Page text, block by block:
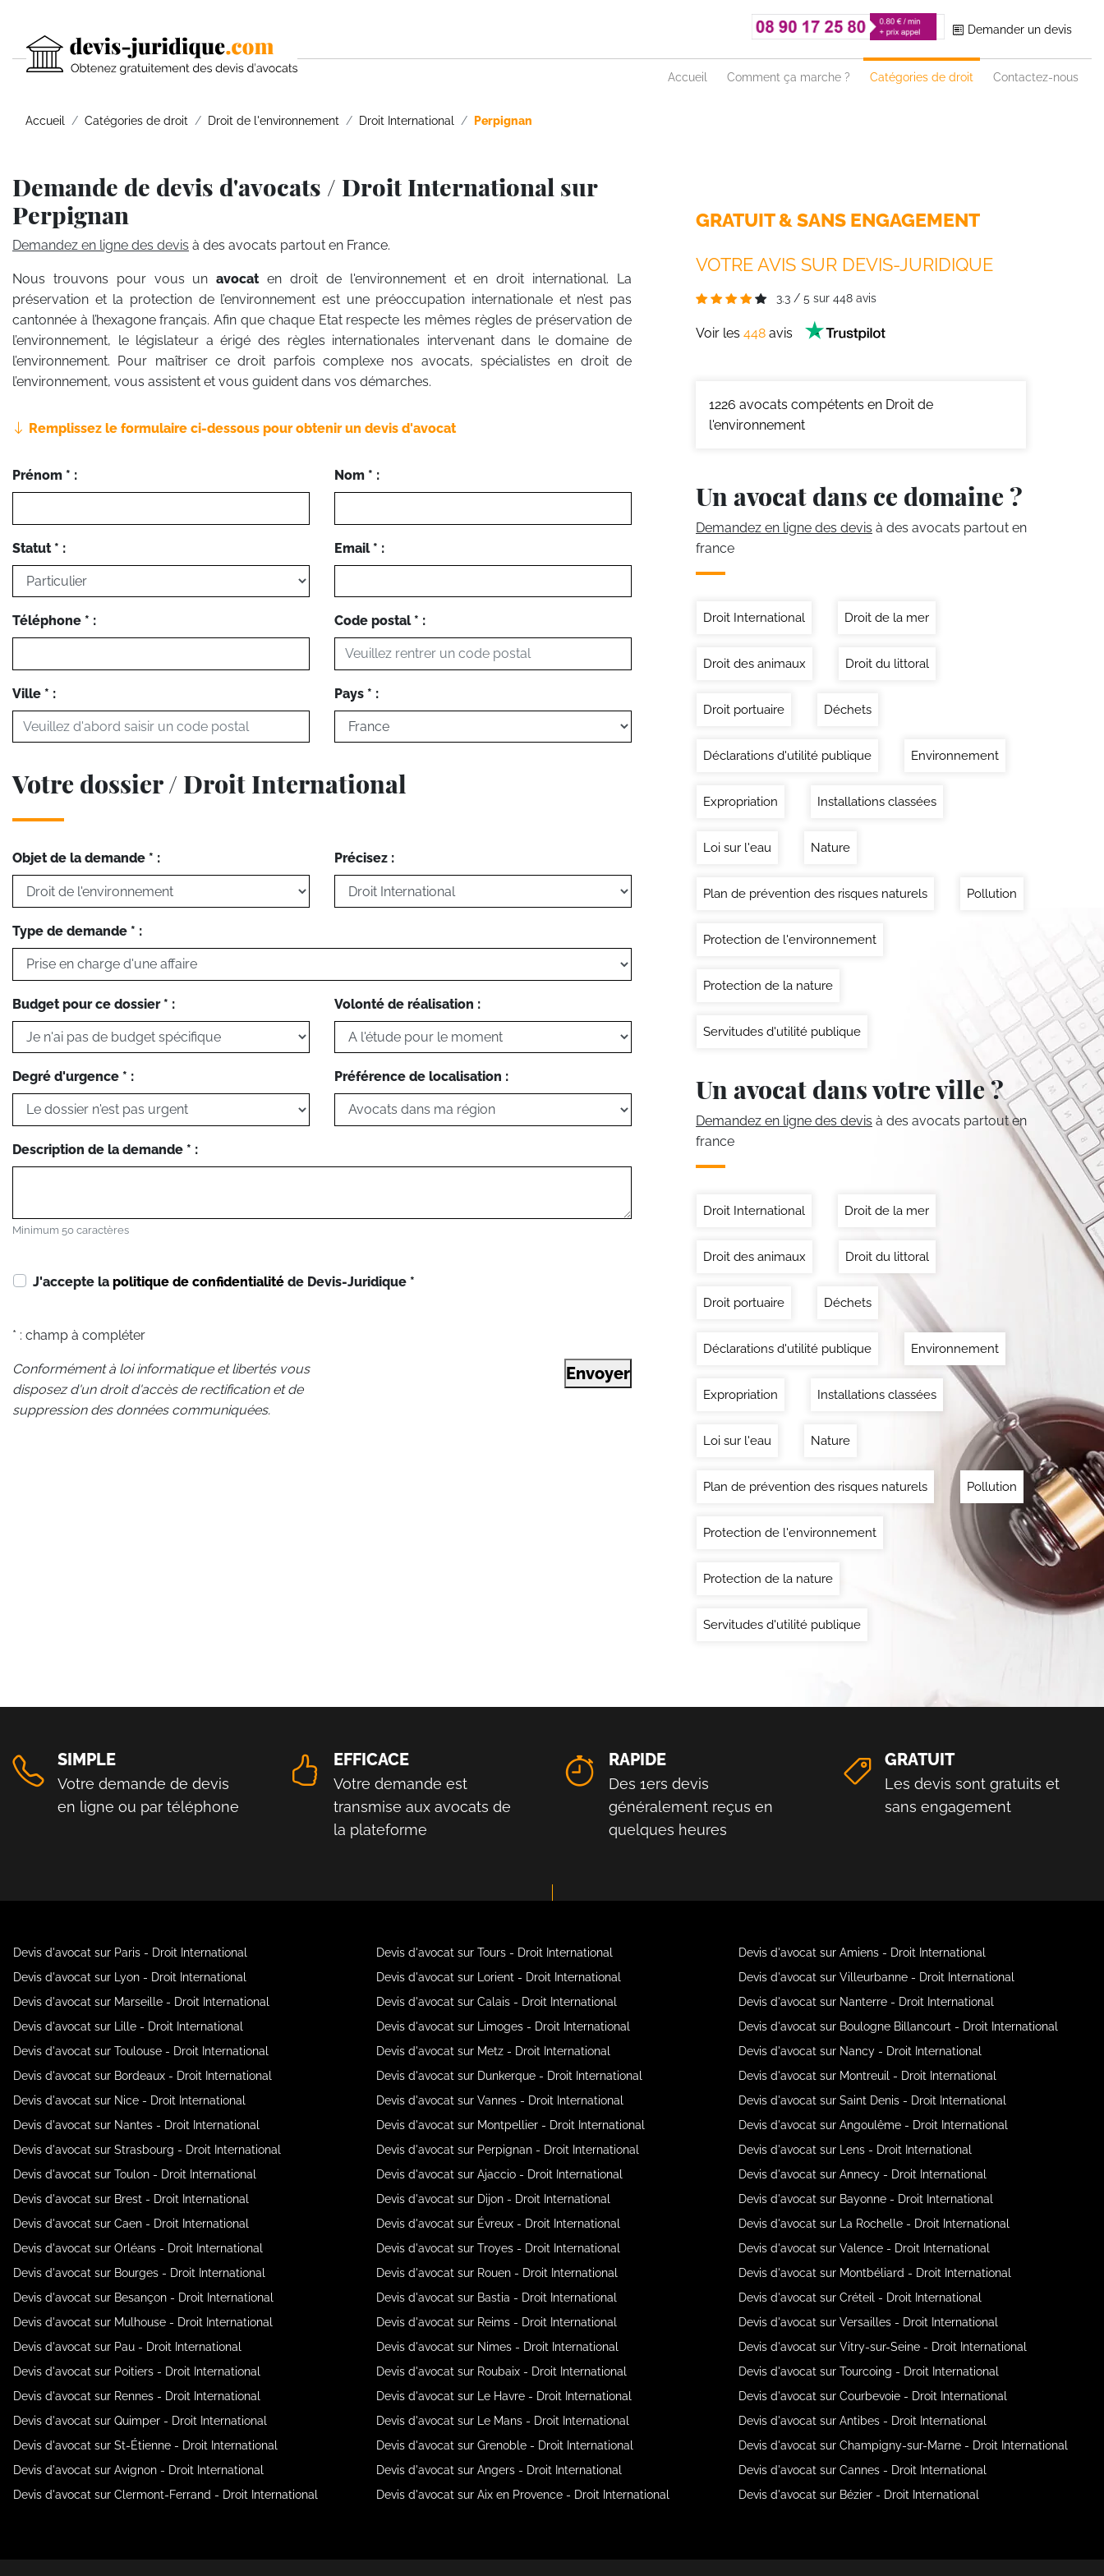
Demander un devis
Accueil Comment ça marche ? Catégories de droit Contactez-nous
Accueil Catégories de droit Droit de l'environnement Droit International Perpignan
Demande de devis d'avocats / Droit International sur
Perpignan
Demandez en ligne des devis à des avocats partout en France.
Nous trouvons pour vous unavocaten droit de l'environnement et en droit international. La
préservation et la protection de l’environnement est une préoccupation internationale et n’est pas
cantonnée à l’hexagone français. Afin que chaque Etat respecte les mêmes règles de préservation de
l’environnement, le législateur a érigé des règles internationales intervenant dans le domaine de
l’environnement. Pour maîtriser ce droit parfois complexe nos avocats, spécialistes en droit de
l’environnement, vous assistent et vous guident dans vos démarches.
Remplissez le formulaire ci-dessous pour obtenir un devis d'avocat
Prénom * : Nom * :
Statut * : Email * :
Téléphone * : Code postal * :
Ville * : Pays * :
Votre dossier / Droit International
Objet de la demande * : Précisez :
Type de demande * :
Budget pour ce dossier * : Volonté de réalisation :
Degré d'urgence * : Préférence de localisation :
Description de la demande * :
Minimum 50 caractères
J'accepte la politique de confidentialité de Devis-Juridique *
* : champ à compléter
Conformément à loi informatique et libertés vous
disposez d'un droit d'accès de rectification et de
suppression des données communiquées.
Envoyer
GRATUIT & SANS ENGAGEMENT
VOTRE AVIS SUR DEVIS-JURIDIQUE
3.3 / 5 sur 448 avis
Voir les 448 avis
1226 avocats compétents en Droit de
l'environnement
Un avocat dans ce domaine ?
Demandez en ligne des devis à des avocats partout en
france
Droit International Droit de la mer
Droit des animaux Droit du littoral
Droit portuaire Déchets
Déclarations d'utilité publique Environnement
Expropriation Installations classées
Loi sur l'eau Nature
Plan de prévention des risques naturels Pollution
Protection de l'environnement
Protection de la nature
Servitudes d'utilité publique
Un avocat dans votre ville ?
Demandez en ligne des devis à des avocats partout en
france
Droit International Droit de la mer
Droit des animaux Droit du littoral
Droit portuaire Déchets
Déclarations d'utilité publique Environnement
Expropriation Installations classées
Loi sur l'eau Nature
Plan de prévention des risques naturels Pollution
Protection de l'environnement
Protection de la nature
Servitudes d'utilité publique
SIMPLE
Votre demande de devis
en ligne ou par téléphone
EFFICACE
Votre demande est
transmise aux avocats de
la plateforme
RAPIDE
Des 1ers devis
généralement reçus en
quelques heures
GRATUIT
Les devis sont gratuits et
sans engagement
Devis d'avocat sur Paris - Droit International
Devis d'avocat sur Lyon - Droit International
Devis d'avocat sur Marseille - Droit International
Devis d'avocat sur Lille - Droit International
Devis d'avocat sur Toulouse - Droit International
Devis d'avocat sur Bordeaux - Droit International
Devis d'avocat sur Nice - Droit International
Devis d'avocat sur Nantes - Droit International
Devis d'avocat sur Strasbourg - Droit International
Devis d'avocat sur Toulon - Droit International
Devis d'avocat sur Brest - Droit International
Devis d'avocat sur Caen - Droit International
Devis d'avocat sur Orléans - Droit International
Devis d'avocat sur Bourges - Droit International
Devis d'avocat sur Besançon - Droit International
Devis d'avocat sur Mulhouse - Droit International
Devis d'avocat sur Pau - Droit International
Devis d'avocat sur Poitiers - Droit International
Devis d'avocat sur Rennes - Droit International
Devis d'avocat sur Quimper - Droit International
Devis d'avocat sur St-Étienne - Droit International
Devis d'avocat sur Avignon - Droit International
Devis d'avocat sur Clermont-Ferrand - Droit International
Devis d'avocat sur Tours - Droit International
Devis d'avocat sur Lorient - Droit International
Devis d'avocat sur Calais - Droit International
Devis d'avocat sur Limoges - Droit International
Devis d'avocat sur Metz - Droit International
Devis d'avocat sur Dunkerque - Droit International
Devis d'avocat sur Vannes - Droit International
Devis d'avocat sur Montpellier - Droit International
Devis d'avocat sur Perpignan - Droit International
Devis d'avocat sur Ajaccio - Droit International
Devis d'avocat sur Dijon - Droit International
Devis d'avocat sur Évreux - Droit International
Devis d'avocat sur Troyes - Droit International
Devis d'avocat sur Rouen - Droit International
Devis d'avocat sur Bastia - Droit International
Devis d'avocat sur Reims - Droit International
Devis d'avocat sur Nimes - Droit International
Devis d'avocat sur Roubaix - Droit International
Devis d'avocat sur Le Havre - Droit International
Devis d'avocat sur Le Mans - Droit International
Devis d'avocat sur Grenoble - Droit International
Devis d'avocat sur Angers - Droit International
Devis d'avocat sur Aix en Provence - Droit International
Devis d'avocat sur Amiens - Droit International
Devis d'avocat sur Villeurbanne - Droit International
Devis d'avocat sur Nanterre - Droit International
Devis d'avocat sur Boulogne Billancourt - Droit International
Devis d'avocat sur Nancy - Droit International
Devis d'avocat sur Montreuil - Droit International
Devis d'avocat sur Saint Denis - Droit International
Devis d'avocat sur Angoulême - Droit International
Devis d'avocat sur Lens - Droit International
Devis d'avocat sur Annecy - Droit International
Devis d'avocat sur Bayonne - Droit International
Devis d'avocat sur La Rochelle - Droit International
Devis d'avocat sur Valence - Droit International
Devis d'avocat sur Montbéliard - Droit International
Devis d'avocat sur Créteil - Droit International
Devis d'avocat sur Versailles - Droit International
Devis d'avocat sur Vitry-sur-Seine - Droit International
Devis d'avocat sur Tourcoing - Droit International
Devis d'avocat sur Courbevoie - Droit International
Devis d'avocat sur Antibes - Droit International
Devis d'avocat sur Champigny-sur-Marne - Droit International
Devis d'avocat sur Cannes - Droit International
Devis d'avocat sur Bézier - Droit International